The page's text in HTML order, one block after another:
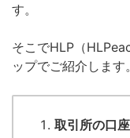
す。
そこでHLP（
ップでご紹介します。
取引所の口